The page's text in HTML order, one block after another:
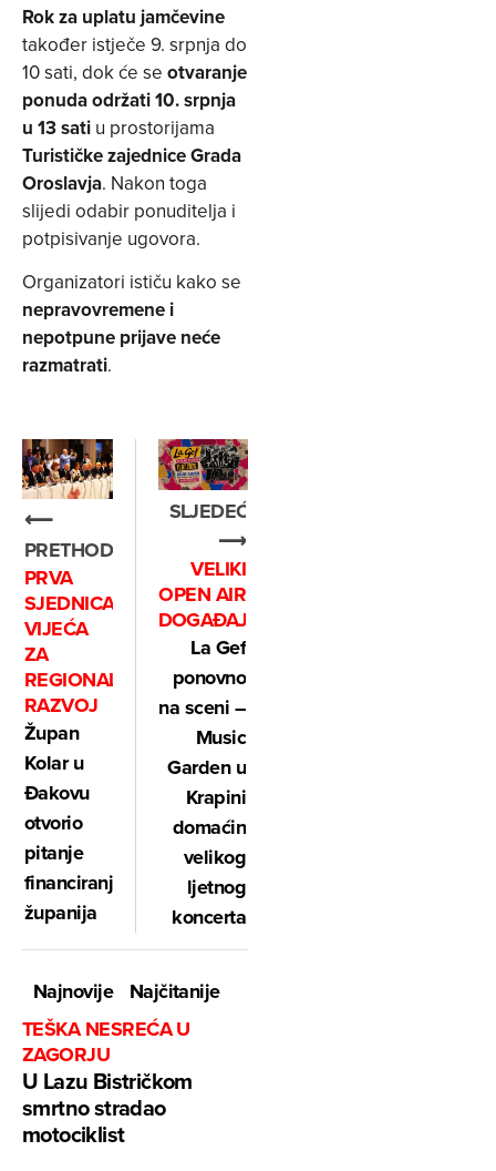
Rok za uplatu jamčevine
također istječe 9. srpnja do
10 sati, dok će se otvaranje
ponuda održati 10. srpnja
u 13 sati u prostorijama
Turističke zajednice Grada
Oroslavja. Nakon toga
slijedi odabir ponuditelja i
potpisivanje ugovora.
Organizatori ističu kako se
nepravovremene i
nepotpune prijave neće
razmatrati.
⟵
PRETHODNO
PRVA
SJEDNICA
VIJEĆA
ZA
REGIONALNI
RAZVOJ
Župan
Kolar u
Đakovu
otvorio
pitanje
financiranja
županija
SLJEDEĆE
⟶
VELIKI
OPEN AIR
DOGAĐAJ
La Gef
ponovno
na sceni –
Music
Garden u
Krapini
domaćin
velikog
ljetnog
koncerta
Najnovije
Najčitanije
TEŠKA NESREĆA U
ZAGORJU
U Lazu Bistričkom
smrtno stradao
motociklist